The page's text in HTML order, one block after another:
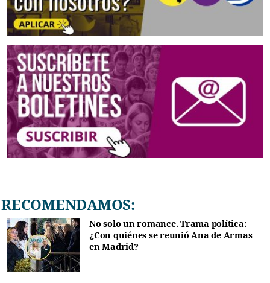
RECOMENDAMOS:
No solo un romance. Trama política:
¿Con quiénes se reunió Ana de Armas
en Madrid?